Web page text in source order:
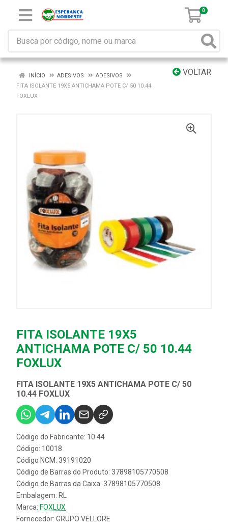
0
VOLTAR
INÍCIO ADESIVOS
ADESIVOS
FITA ISOLANTE 19X5 ANTICHAMA POTE C/ 50 10.44
FOXLUX
FITA ISOLANTE 19X5
ANTICHAMA POTE C/ 50 10.44
FOXLUX
FITA ISOLANTE 19X5 ANTICHAMA POTE C/ 50
10.44 FOXLUX
Código do Fabricante: 10.44
Código: 10018
Código NCM: 39191020
Código de Barras do Produto: 37898105770508
Código de Barras da Caixa: 37898105770508
Embalagem: RL
Marca: FOXLUX
Fornecedor: GRUPO VELLORE